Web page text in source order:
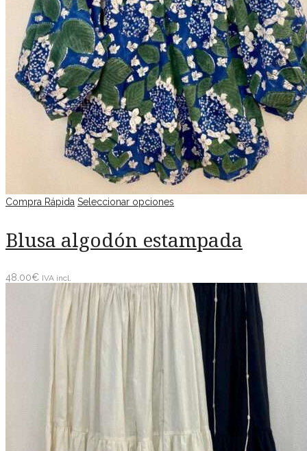
Compra Rápida Seleccionar opciones
Blusa algodón estampada
48.00€ IVA incl.